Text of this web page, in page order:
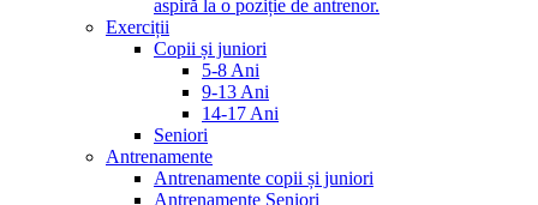
aspiră la o poziție de antrenor.
Exerciții
Copii și juniori
5-8 Ani
9-13 Ani
14-17 Ani
Seniori
Antrenamente
Antrenamente copii și juniori
Antrenamente Seniori